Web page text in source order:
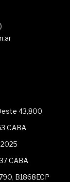
43,800
CABA
2025
CABA
B1868ECP